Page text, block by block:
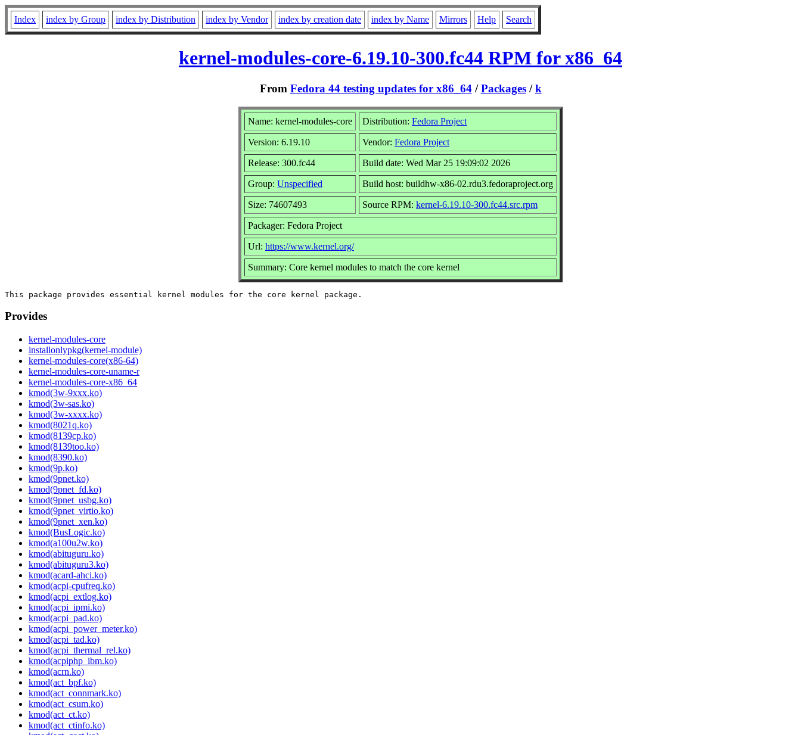
Index index by Group index by Distribution index by Vendor index by creation date index by Name Mirrors Help Search
kernel-modules-core-6.19.10-300.fc44 RPM for x86_64
From Fedora 44 testing updates for x86_64/Packages/k
Name: kernel-modules-core Distribution: Fedora Project
Version: 6.19.10 Vendor: Fedora Project
Release: 300.fc44 Build date: Wed Mar 25 19:09:02 2026
Group: Unspecified Build host: buildhw-x86-02.rdu3.fedoraproject.org
Size: 74607493 Source RPM: kernel-6.19.10-300.fc44.src.rpm
Packager: Fedora Project
Url: https://www.kernel.org/
Summary: Core kernel modules to match the core kernel
Provides
kernel-modules-core
installonlypkg(kernel-module)
kernel-modules-core(x86-64)
kernel-modules-core-uname-r
kernel-modules-core-x86_64
kmod(3w-9xxx.ko)
kmod(3w-sas.ko)
kmod(3w-xxxx.ko)
kmod(8021q.ko)
kmod(8139cp.ko)
kmod(8139too.ko)
kmod(8390.ko)
kmod(9p.ko)
kmod(9pnet.ko)
kmod(9pnet_fd.ko)
kmod(9pnet_usbg.ko)
kmod(9pnet_virtio.ko)
kmod(9pnet_xen.ko)
kmod(BusLogic.ko)
kmod(a100u2w.ko)
kmod(abituguru.ko)
kmod(abituguru3.ko)
kmod(acard-ahci.ko)
kmod(acpi-cpufreq.ko)
kmod(acpi_extlog.ko)
kmod(acpi_ipmi.ko)
kmod(acpi_pad.ko)
kmod(acpi_power_meter.ko)
kmod(acpi_tad.ko)
kmod(acpi_thermal_rel.ko)
kmod(acpiphp_ibm.ko)
kmod(acrn.ko)
kmod(act_bpf.ko)
kmod(act_connmark.ko)
kmod(act_csum.ko)
kmod(act_ct.ko)
kmod(act_ctinfo.ko)